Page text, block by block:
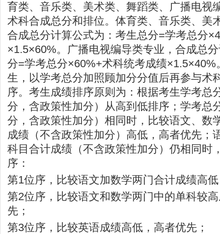
育类、音乐类、美术类、舞蹈类、广播电视
术科合成总分和排位。体育类、音乐类、美
合成总分计算公式为：考生总分=学考总分
×1.5×60%。广播电视编导类专业，合成总
分=学考总分×60%+术科统考成绩
生，以学考总分加照顾加分分值后再参与术
序。考生成绩排序原则为：根据考生学考总
分，含政策性加分）从高到低排序；学考总
分，含政策性加分）相同时，比较语文、数
成绩（不含政策性加分）高低，高者优先；
科目合计成绩（不含政策性加分）仍相同时
序：
第1位序，比较语文加数学两门合计成绩高
第2位序，比较语文和数学两门中的单科较
先；
第3位序，比较英语成绩高低，高者优先；